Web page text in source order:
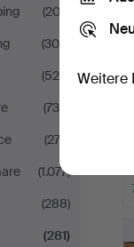
(202)
(308)
(529)
(735)
(273)
(1.077)
(288)
(281)
Weitere